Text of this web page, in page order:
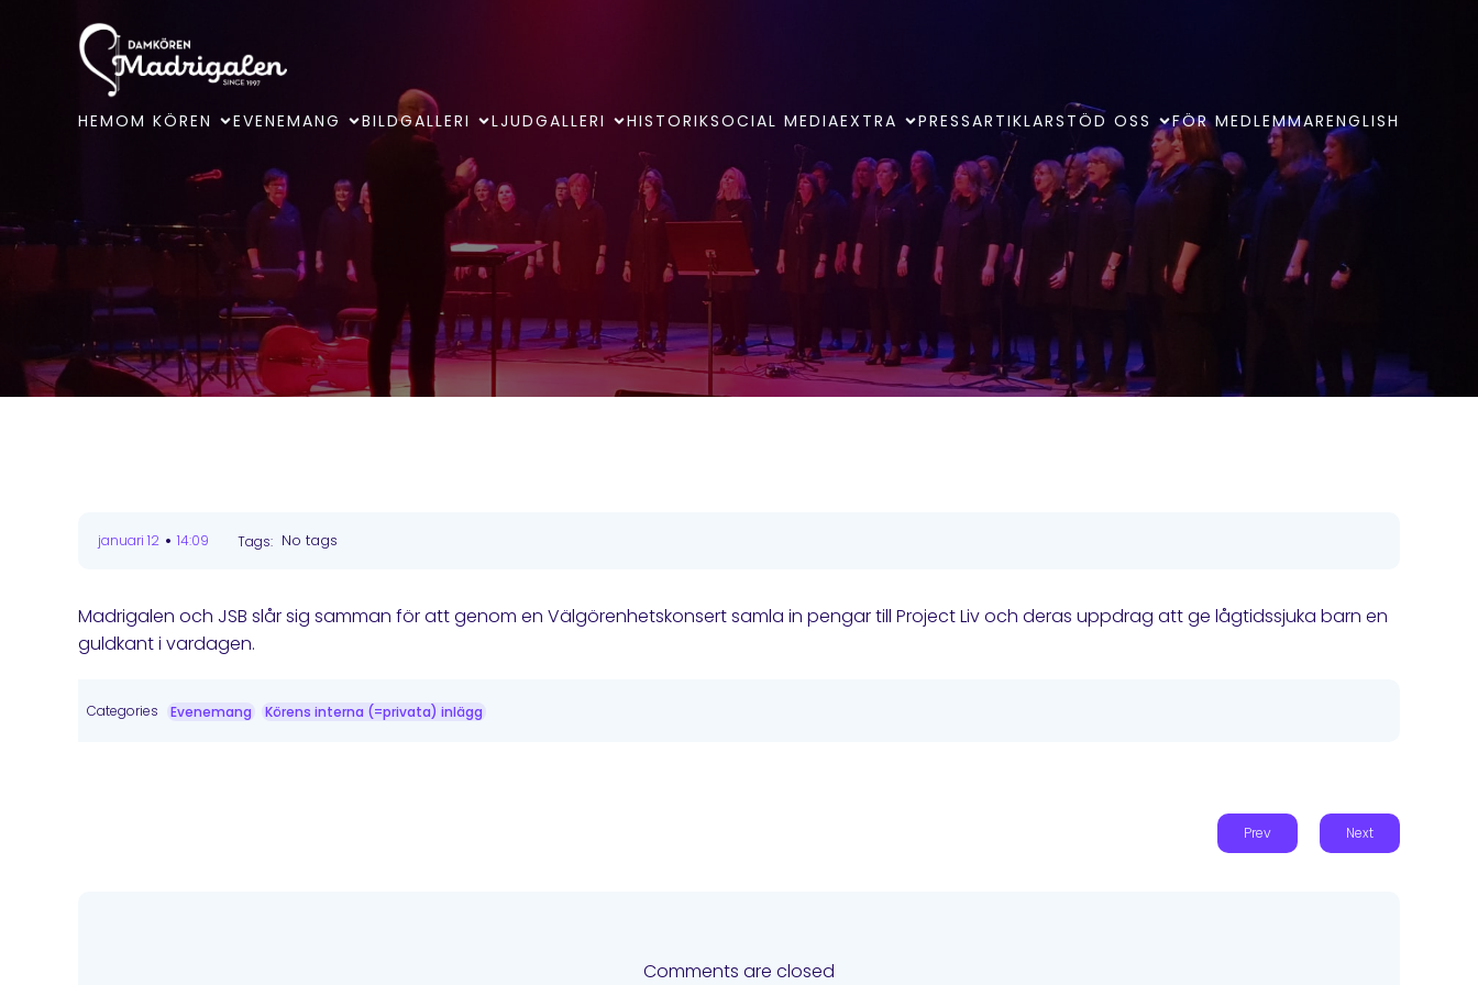
HEMOM KÖREN EVENEMANG BILDGALLERI LJUDGALLERI HISTORIKSOCIAL MEDIAEXTRA PRESSARTIKLARSTÖD OSS FÖR MEDLEMMARENGLISH
januari 12 • 14:09 Tags: No tags
Madrigalen och JSB slår sig samman för att genom en Välgörenhetskonsert samla in pengar till Project Liv och deras uppdrag att ge lågtidssjuka barn en
guldkant i vardagen.
Categories Evenemang Körens interna (=privata) inlägg
Prev Next
Comments are closed